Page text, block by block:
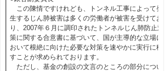
この陳情ですけれども、トンネル工事によって発
生するじん肺被害は多くの労働者が被害を受けてお
り、2007年６月に調印されたトンネルじん肺防止対
策に関する合意書に基づいて、国が主導的な立場に
おいて根絶に向けた必要な対策を速やかに実行に移
すことが求められております。
ただし、基金の創設の文言のところの部分につい